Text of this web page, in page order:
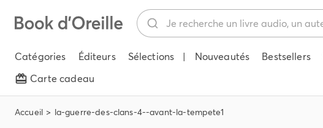
Catégories Éditeurs Sélections | Nouveautés Bestsellers
Carte cadeau
Accueil la-guerre-des-clans-4--avant-la-tempete1